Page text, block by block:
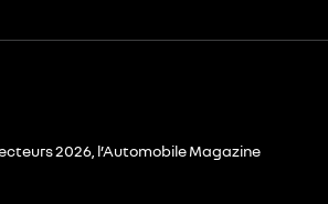
2026, l’Automobile Magazine